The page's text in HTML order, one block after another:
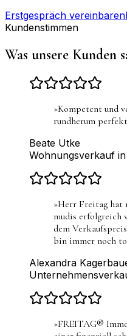
Erstgespräch vereinbaren
Kundenstimmen
Was unsere Kunden
»Kompetent und
rundherum perfekt
Beate Utke
Wohnungsverkauf
»Herr Freitag hat
mudis erfolgreich
dem
bin immer noch
Alexandra
»FREITAG®